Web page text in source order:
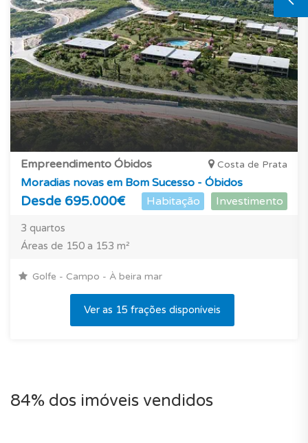
Empreendimento Óbidos Costa de Prata
Moradias novas em Bom Sucesso - Óbidos
Desde 695.000€ Habitação Investimento
3 quartos
Áreas de 150 a 153 m²
Golfe - Campo - À beira mar
Ver as 15 frações disponíveis
84% dos imóveis vendidos